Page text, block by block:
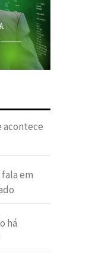
acontece
em
há